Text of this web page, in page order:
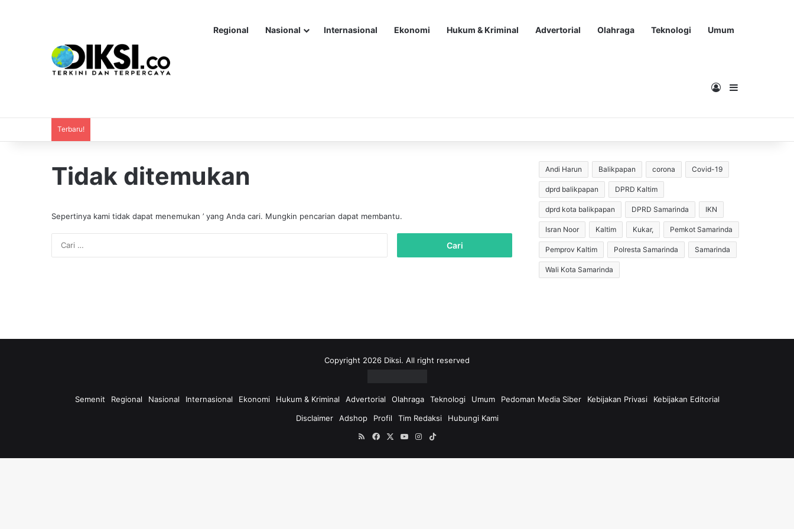
Regional Nasional Internasional Ekonomi Hukum & Kriminal Advertorial Olahraga Teknologi Umum
Masuk
Terbaru!
Tidak ditemukan
Sepertinya kami tidak dapat menemukan ’ yang Anda cari. Mungkin pencarian dapat membantu.
k
Andi Harun Balikpapan corona Covid-19
dprd balikpapan DPRD Kaltim
dprd kota balikpapan DPRD Samarinda IKN
Isran Noor Kaltim Kukar, Pemkot Samarinda
Pemprov Kaltim Polresta Samarinda Samarinda
Wali Kota Samarinda
Copyright 2026 Diksi. All right reserved
Semenit Regional Nasional Internasional Ekonomi Hukum & Kriminal Advertorial Olahraga Teknologi Umum Pedoman Media Siber Kebijakan Privasi
Kebijakan Editorial
Disclaimer
Adshop Profil Tim Redaksi
Hubungi Kami
RSSFacebookYouTubeInstagram
TikTok